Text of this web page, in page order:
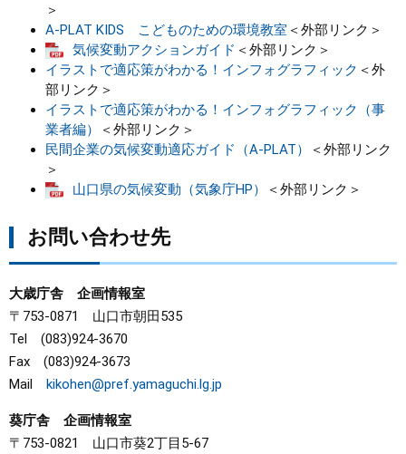
＞
A-PLAT KIDS こどものための環境教室 ＜外部リンク＞
気候変動アクションガイド ＜外部リンク＞
イラストで適応策がわかる！インフォグラフィック ＜外
部リンク＞
イラストで適応策がわかる！インフォグラフィック（事
業者編）
＜外部リンク＞
民間企業の気候変動適応ガイド（A-PLAT）
＜外部リンク
＞
山口県の気候変動（気象庁HP）
＜外部リンク＞
お問い合わせ先
大歳庁舎 企画情報室
〒753-0871 山口市朝田535
Tel (083)924-3670
Fax (083)924-3673
Mail kikohen@pref.yamaguchi.lg.jp
葵庁舎 企画情報室
〒753-0821 山口市葵2丁目5-67